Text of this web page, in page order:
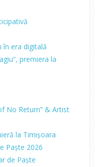
în era digitală
premiera la
No Return” & Artist
la Timișoara
Paște 2026
de Paște